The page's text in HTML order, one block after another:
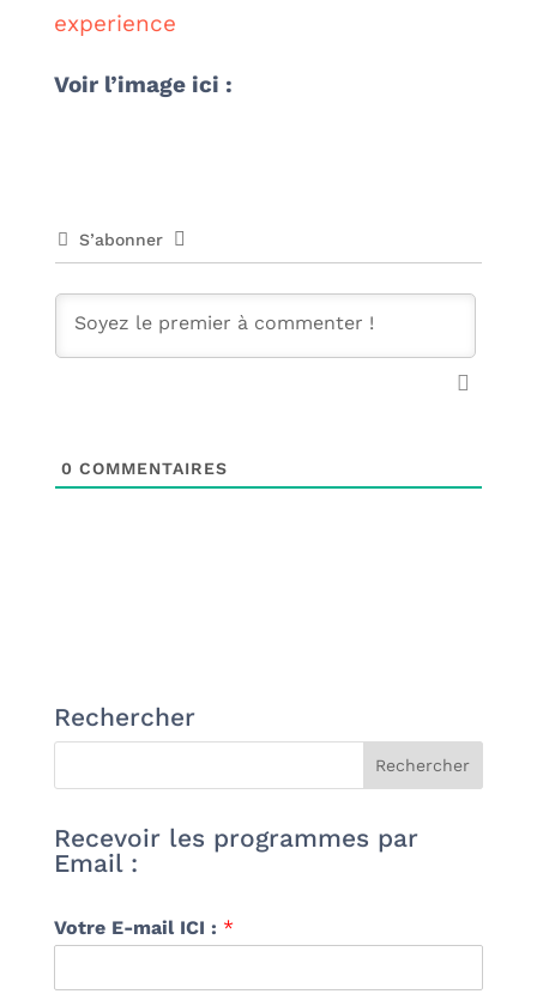
experience
Voir l’image ici :
S’abonner
0 COMMENTAIRES
Rechercher
Recevoir les programmes par
Email :
Votre E-mail ICI : *